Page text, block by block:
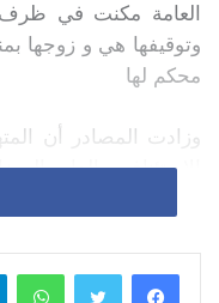
العامة مكنت في ظرف
وتوقيفها هي و زوجها
محكم لها
وزادت المصادر أن
الاستئناف بالدار
أمرهم رغم توفرهم
وزوجها مع